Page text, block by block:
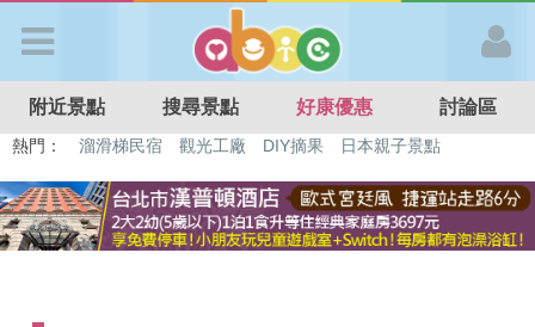
APP登入
首 頁
附近景點 搜尋景點 好康優惠 討論區
熱門： 特色遊戲場 親子住房優惠 台北親子餐廳
溫泉泡湯SPA